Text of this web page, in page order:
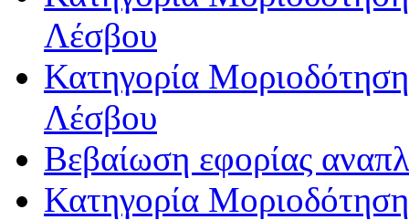
Λέσβου
Κατηγορία
Λέσβου
Βεβαίωση εφορίας
Κατηγορία